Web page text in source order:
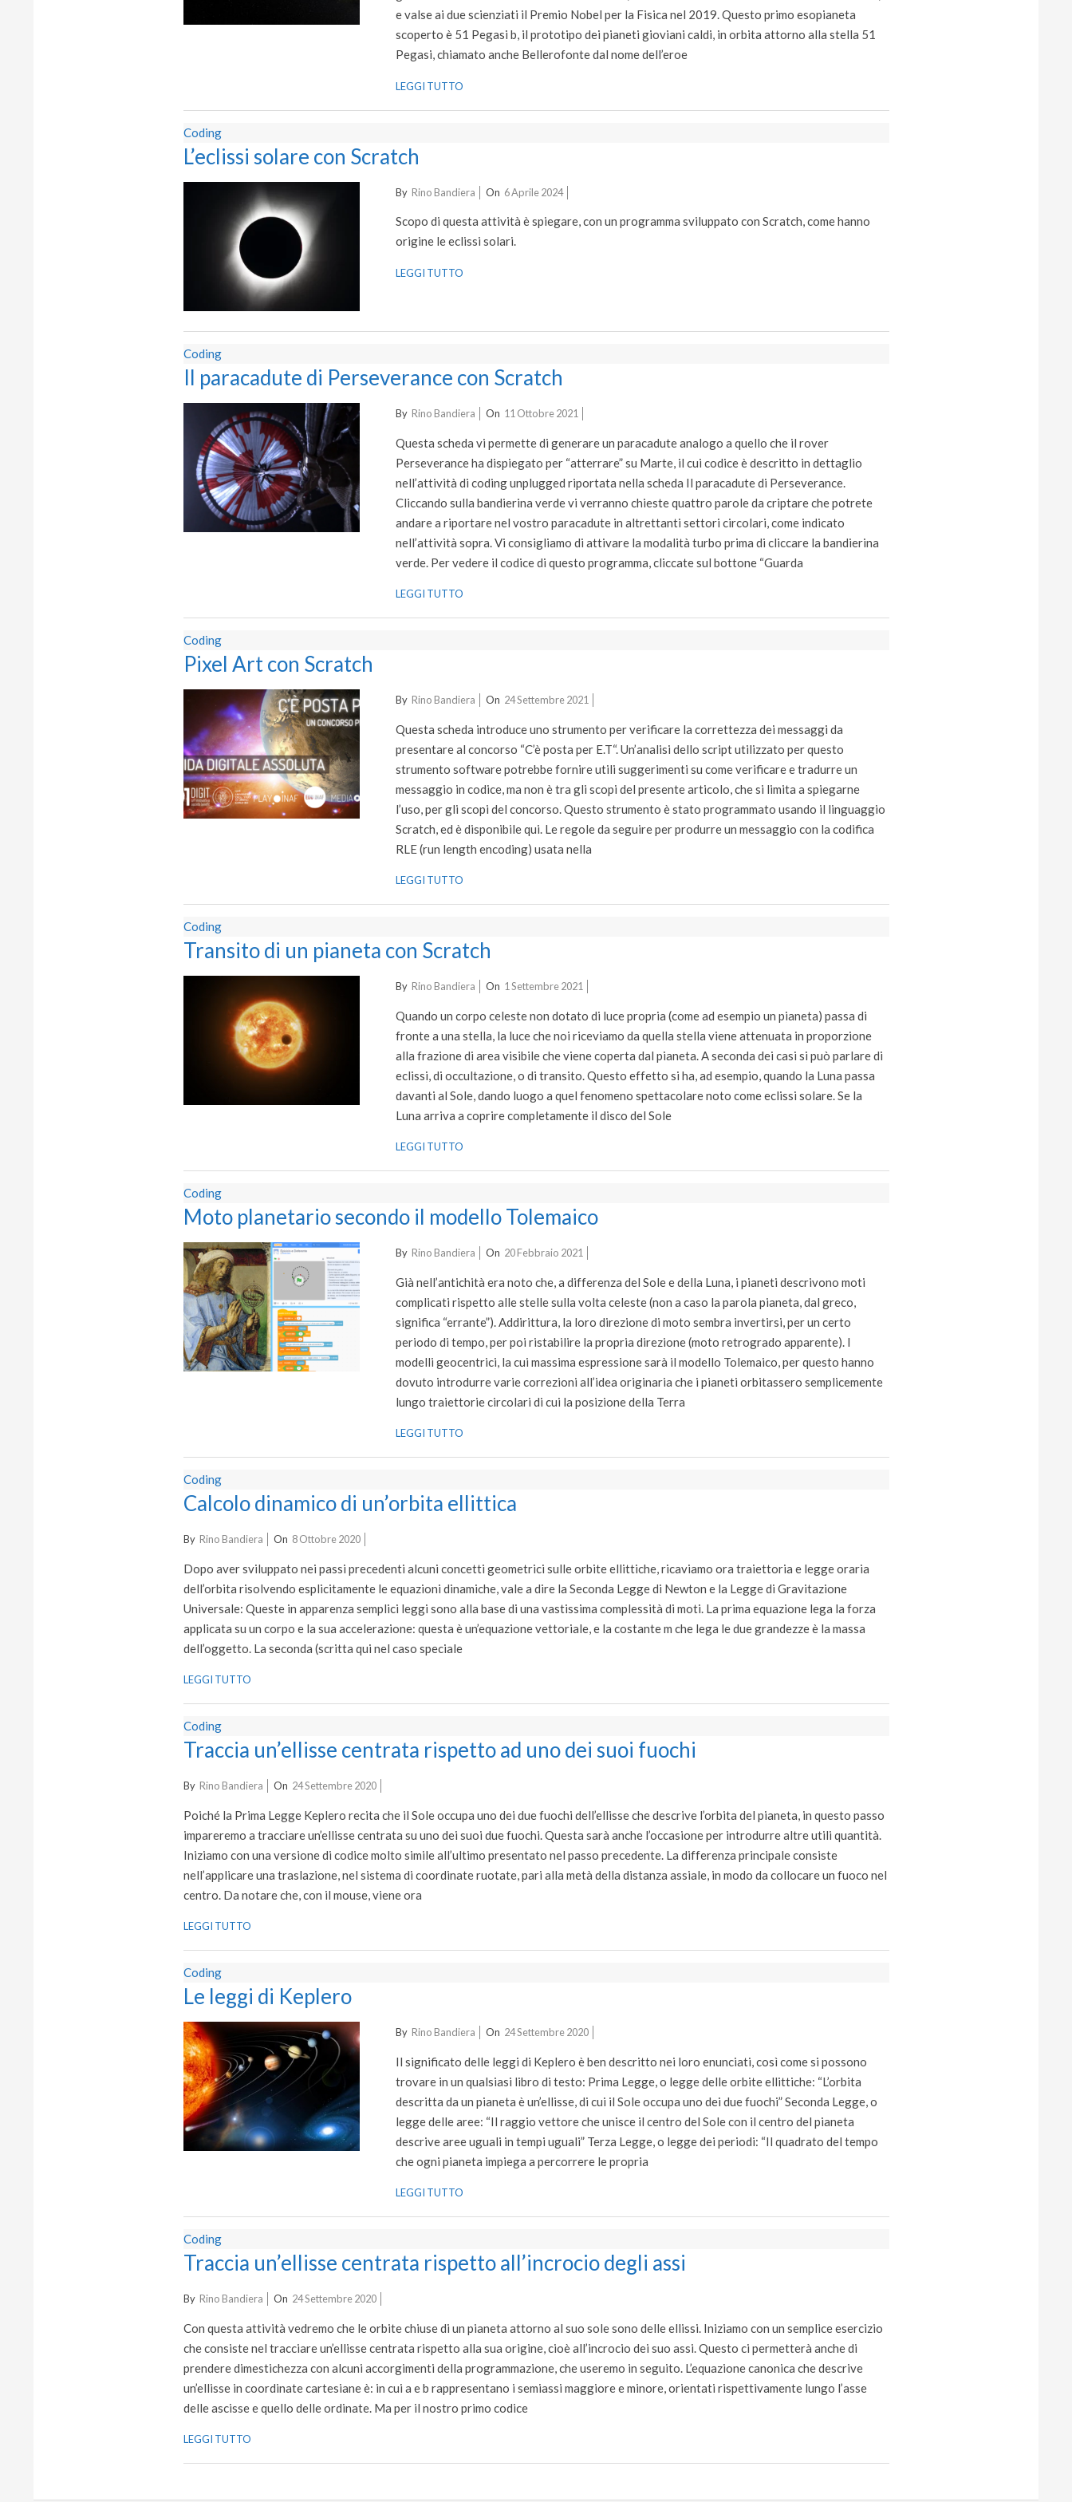
e valse ai due scienziati il Premio Nobel per la Fisica nel 2019. Questo primo esopianeta
scoperto è 51 Pegasi b, il prototipo dei pianeti gioviani caldi, in orbita attorno alla stella 51
Pegasi, chiamato anche Bellerofonte dal nome dell’eroe
LEGGI TUTTO
Coding
L’eclissi solare con Scratch
2024-
06
By Rino Bandiera On 6 Aprile 2024
Scopo di questa attività è spiegare, con un programma sviluppato con Scratch, come hanno
origine le eclissi solari.
LEGGI TUTTO
Coding
Il paracadute di Perseverance con Scratch
2021-
11
By Rino Bandiera On 11 Ottobre 2021
Questa scheda vi permette di generare un paracadute analogo a quello che il rover
Perseverance ha dispiegato per “atterrare” su Marte, il cui codice è descritto in dettaglio
nell’attività di coding unplugged riportata nella scheda Il paracadute di Perseverance.
Cliccando sulla bandierina verde vi verranno chieste quattro parole da criptare che potrete
andare a riportare nel vostro paracadute in altrettanti settori circolari, come indicato
nell’attività sopra. Vi consigliamo di attivare la modalità turbo prima di cliccare la bandierina
verde. Per vedere il codice di questo programma, cliccate sul bottone “Guarda
LEGGI TUTTO
Coding
Pixel Art con Scratch
2021-
24
By Rino Bandiera On 24 Settembre 2021
Questa scheda introduce uno strumento per verificare la correttezza dei messaggi da
presentare al concorso “C’è posta per E.T“. Un’analisi dello script utilizzato per questo
strumento software potrebbe fornire utili suggerimenti su come verificare e tradurre un
messaggio in codice, ma non è tra gli scopi del presente articolo, che si limita a spiegarne
l’uso, per gli scopi del concorso. Questo strumento è stato programmato usando il linguaggio
Scratch, ed è disponibile qui. Le regole da seguire per produrre un messaggio con la codifica
RLE (run length encoding) usata nella
LEGGI TUTTO
Coding
Transito di un pianeta con Scratch
2021-
01
By Rino Bandiera On 1 Settembre 2021
Quando un corpo celeste non dotato di luce propria (come ad esempio un pianeta) passa di
fronte a una stella, la luce che noi riceviamo da quella stella viene attenuata in proporzione
alla frazione di area visibile che viene coperta dal pianeta. A seconda dei casi si può parlare di
eclissi, di occultazione, o di transito. Questo effetto si ha, ad esempio, quando la Luna passa
davanti al Sole, dando luogo a quel fenomeno spettacolare noto come eclissi solare. Se la
Luna arriva a coprire completamente il disco del Sole
LEGGI TUTTO
Coding
Moto planetario secondo il modello Tolemaico
2021-
20
By Rino Bandiera On 20 Febbraio 2021
Già nell’antichità era noto che, a differenza del Sole e della Luna, i pianeti descrivono moti
complicati rispetto alle stelle sulla volta celeste (non a caso la parola pianeta, dal greco,
significa “errante”). Addirittura, la loro direzione di moto sembra invertirsi, per un certo
periodo di tempo, per poi ristabilire la propria direzione (moto retrogrado apparente). I
modelli geocentrici, la cui massima espressione sarà il modello Tolemaico, per questo hanno
dovuto introdurre varie correzioni all’idea originaria che i pianeti orbitassero semplicemente
lungo traiettorie circolari di cui la posizione della Terra
LEGGI TUTTO
Coding
Calcolo dinamico di un’orbita ellittica
2020-
08
By Rino Bandiera On 8 Ottobre 2020
Dopo aver sviluppato nei passi precedenti alcuni concetti geometrici sulle orbite ellittiche, ricaviamo ora traiettoria e legge oraria
dell’orbita risolvendo esplicitamente le equazioni dinamiche, vale a dire la Seconda Legge di Newton e la Legge di Gravitazione
Universale: Queste in apparenza semplici leggi sono alla base di una vastissima complessità di moti. La prima equazione lega la forza
applicata su un corpo e la sua accelerazione: questa è un’equazione vettoriale, e la costante m che lega le due grandezze è la massa
dell’oggetto. La seconda (scritta qui nel caso speciale
LEGGI TUTTO
Coding
Traccia un’ellisse centrata rispetto ad uno dei suoi fuochi
2020-
24
By Rino Bandiera On 24 Settembre 2020
Poiché la Prima Legge Keplero recita che il Sole occupa uno dei due fuochi dell’ellisse che descrive l’orbita del pianeta, in questo passo
impareremo a tracciare un’ellisse centrata su uno dei suoi due fuochi. Questa sarà anche l’occasione per introdurre altre utili quantità.
Iniziamo con una versione di codice molto simile all’ultimo presentato nel passo precedente. La differenza principale consiste
nell’applicare una traslazione, nel sistema di coordinate ruotate, pari alla metà della distanza assiale, in modo da collocare un fuoco nel
centro. Da notare che, con il mouse, viene ora
LEGGI TUTTO
Coding
Le leggi di Keplero
2020-
24
By Rino Bandiera On 24 Settembre 2020
Il significato delle leggi di Keplero è ben descritto nei loro enunciati, così come si possono
trovare in un qualsiasi libro di testo: Prima Legge, o legge delle orbite ellittiche: “L’orbita
descritta da un pianeta è un’ellisse, di cui il Sole occupa uno dei due fuochi” Seconda Legge, o
legge delle aree: “Il raggio vettore che unisce il centro del Sole con il centro del pianeta
descrive aree uguali in tempi uguali” Terza Legge, o legge dei periodi: “Il quadrato del tempo
che ogni pianeta impiega a percorrere le propria
LEGGI TUTTO
Coding
Traccia un’ellisse centrata rispetto all’incrocio degli assi
2020-
24
By Rino Bandiera On 24 Settembre 2020
Con questa attività vedremo che le orbite chiuse di un pianeta attorno al suo sole sono delle ellissi. Iniziamo con un semplice esercizio
che consiste nel tracciare un’ellisse centrata rispetto alla sua origine, cioè all’incrocio dei suo assi. Questo ci permetterà anche di
prendere dimestichezza con alcuni accorgimenti della programmazione, che useremo in seguito. L’equazione canonica che descrive
un’ellisse in coordinate cartesiane è: in cui a e b rappresentano i semiassi maggiore e minore, orientati rispettivamente lungo l’asse
delle ascisse e quello delle ordinate. Ma per il nostro primo codice
LEGGI TUTTO